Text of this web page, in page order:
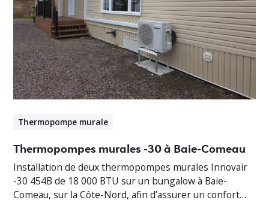
Thermopompe murale
Thermopompes murales -30 à Baie-Comeau
Installation de deux thermopompes murales Innovair
-30 454B de 18 000 BTU sur un bungalow à Baie-
Comeau, sur la Côte-Nord, afin d’assurer un confort